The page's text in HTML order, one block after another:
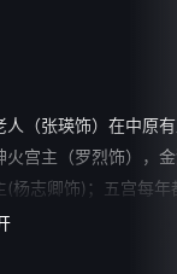
（张瑛饰）在中原有
宫主（罗烈饰），
杨志卿饰)；五宫每年
)一次偶遇关外来之小